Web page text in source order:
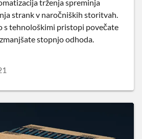
trženja spreminja
strank v naročniških storitvah.
s tehnološkimi pristopi povečate
stopnjo odhoda.